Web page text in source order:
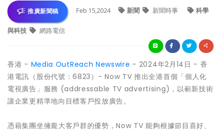
推廣新聞稿 Feb 15,2024 新聞 新聞時事 科學
與科技 網路電信
香港 - Media OutReach Newswire - 2024年2月14日 - 香
港電訊（股份代號：6823）- Now TV 推出全港首個「個人化
電視廣告」服務 (addressable TV advertising)，以嶄新技術
讓企業更精準地向目標客戶投放廣告。
憑藉集團坐擁龐大客戶群的優勢，Now TV 能夠根據節目喜好、